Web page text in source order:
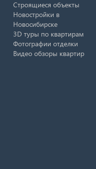
Строящиеся объекты
Новостройки в
Новосибирске
3D туры по квартирам
Фотографии отделки
Видео обзоры квартир